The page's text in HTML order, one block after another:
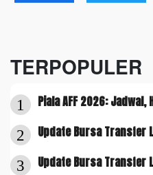
TERPOPULER
1 Piala AFF 2026:
2 Update Bursa Transfer
3 Update Bursa Transfer